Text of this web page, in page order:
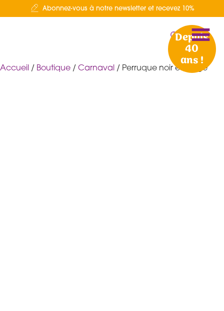
Abonnez-vous à notre newsletter et recevez 10%
Depuis
40
ans !
Accueil / Boutique / Carnaval / Perruque noir et rouge